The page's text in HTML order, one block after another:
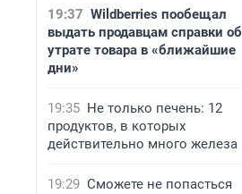
19:37 Wildberries пообещал
выдать продавцам справки об
утрате товара в «ближайшие
дни»
19:35 Не только печень: 12
продуктов, в которых
действительно много железа
19:29 Сможете не попасться